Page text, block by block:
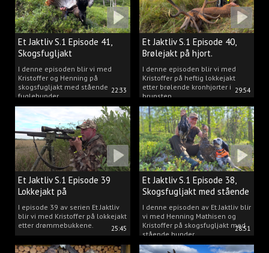
22:33
Et Jaktliv S.1 Episode 41,
Skogsfugljakt
I denne episoden blir vi med
Kristoffer og Henning på
skogsfugljakt med stående
fuglehunder.
29:54
Et Jaktliv S.1 Episode 40,
Brølejakt på hjort.
I denne episoden blir vi med
Kristoffer på heftig lokkejakt
etter brølende kronhjorter i
brunsten.
25:45
Et Jaktliv S.1 Episode 39
Lokkejakt på
drømmebukkene
I episode 39 av serien Et Jaktliv
blir vi med Kristoffer på lokkejakt
etter drømmebukkene.
28:51
Et Jaktliv S.1 Episode 38,
Skogsfugljakt med stående
hunder.
I denne episoden av Et Jaktliv blir
vi med Henning Mathisen og
Kristoffer på skogsfugljakt med
stående hunder.